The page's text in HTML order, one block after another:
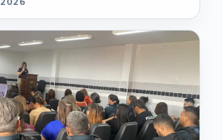
2026